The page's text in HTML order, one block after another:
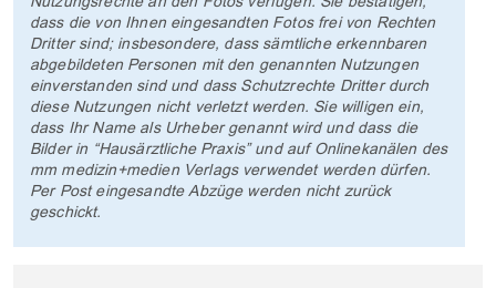
dass die von Ihnen eingesandten Fotos frei von Rechten
Dritter sind; insbesondere, dass sämtliche erkennbaren
abgebildeten Personen mit den genannten Nutzungen
einverstanden sind und dass Schutzrechte Dritter durch
diese Nutzungen nicht verletzt werden. Sie willigen ein,
dass Ihr Name als Urheber genannt wird und dass die
Bilder in “Hausärztliche Praxis” und auf Onlinekanälen des
mm medizin+medien Verlags verwendet werden dürfen.
Per Post eingesandte Abzüge werden nicht zurück
geschickt.